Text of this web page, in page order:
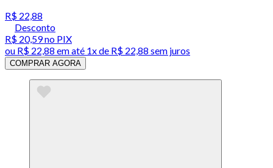
R$ 22,88
Desconto
R$ 20,59no PIX
ou R$ 22,88 em até 1x de R$ 22,88 sem juros
COMPRAR AGORA